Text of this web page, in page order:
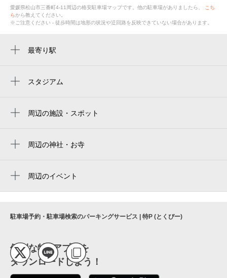
愛媛県松山市三番町4-11 周辺の格安駐車場マップです。他の駐車場がありましたら、
こち
らから教えてください。
※ご注意ください - 徒歩時間は地形の状況や迂回路を反映できていない場合があります。
最寄り駅
県庁前駅
南堀端駅
松山市駅
西堀端駅
大手町駅
警察署前駅
スタジアム
周辺の施設・スポット
住友生命保険株式会社
イコール（松山市）
伊予鉄道 （バス）
愛媛県建築士事務所 協会
松山市立番町小学校
周辺の神社・お寺
周辺のイベント
にみる明治のインテリジェンス」
幕末明治の天才絵師たち」
簡易機による織り体験（ご予約コー
ス）
駐車場予約・駐車場検索のパーキングサービス | 特P (とくぴー)
便利な特Pアプリを
ダウンロードしよう！